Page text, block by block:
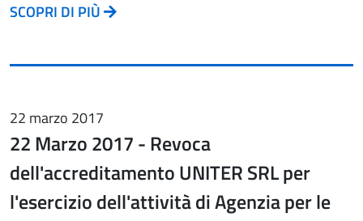
SCOPRI DI PIÙ
22 marzo 2017
22 Marzo 2017 - Revoca
dell'accreditamento UNITER SRL per
l'esercizio dell'attività di Agenzia per le